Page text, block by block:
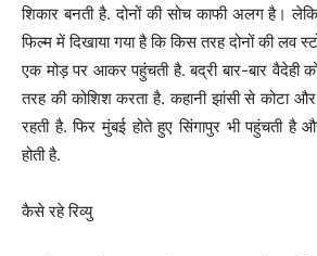
शिकार बनती है. दोनों की सोच काफी अलग है।
फिल्म में दिखाया गया है कि किस तरह दोनों की लव
एक मोड़ पर आकर पहुंचती है. बद्री बार-बार वैदेही
तरह की कोशिश करता है. कहानी झांसी से कोटा
रहती है. फिर मुंबई होते हुए सिंगापुर भी पहुंचती
होती है.
कैसे रहे रिव्यु